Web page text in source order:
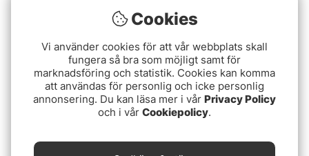
Camo Lures Superglue
79 kr
Loon UV Clear Fly Finish
- Thin (2 oz.)
789 kr
Slutsåld
Cookies
Vi använder cookies för att vår webbplats skall
fungera så bra som möjligt samt för
marknadsföring och statistik. Cookies kan komma
att användas för personlig och icke personlig
annonsering. Du kan läsa mer i vår Privacy Policy
och i vår Cookiepolicy.